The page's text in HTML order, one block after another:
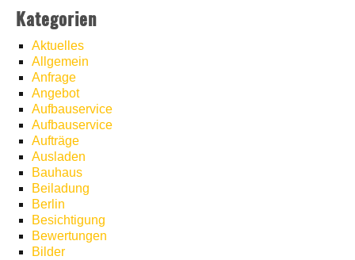
Kategorien
Aktuelles
Allgemein
Anfrage
Angebot
Aufbauservice
Aufbauservice
Aufträge
Ausladen
Bauhaus
Beiladung
Berlin
Besichtigung
Bewertungen
Bilder